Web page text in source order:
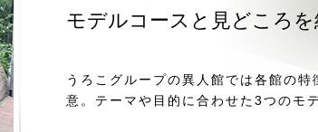
モデルコースと見どころを
うろこグループの異人館では各館の特
意。テーマや目的に合わせた3つのモ